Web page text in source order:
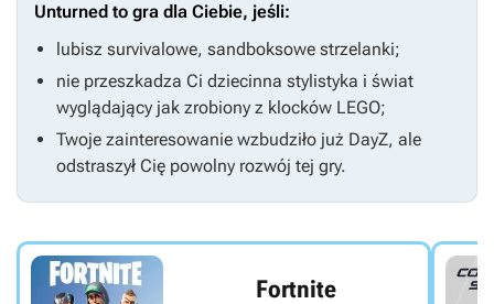
Unturned to gra dla Ciebie, jeśli:
lubisz survivalowe, sandboksowe strzelanki;
nie przeszkadza Ci dziecinna stylistyka i świat
wyglądający jak zrobiony z klocków LEGO;
Twoje zainteresowanie wzbudziło już DayZ, ale
odstraszył Cię powolny rozwój tej gry.
Fortnite